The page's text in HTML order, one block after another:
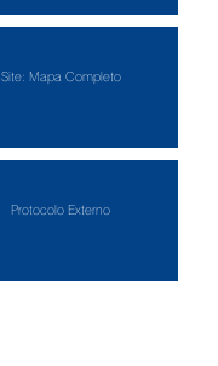
Site: Mapa Completo
Protocolo Externo